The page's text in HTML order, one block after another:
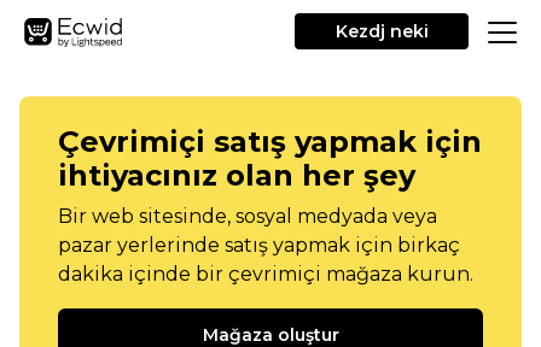
Kezdj neki
Çevrimiçi satış yapmak için
ihtiyacınız olan her şey
Bir web sitesinde, sosyal medyada veya
pazar yerlerinde satış yapmak için birkaç
dakika içinde bir çevrimiçi mağaza kurun.
Mağaza oluştur